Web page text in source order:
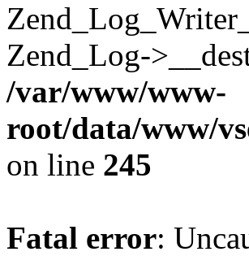
Zend_Log-
/var/www/www-
root/data/www/
on line 245
Fatal error: